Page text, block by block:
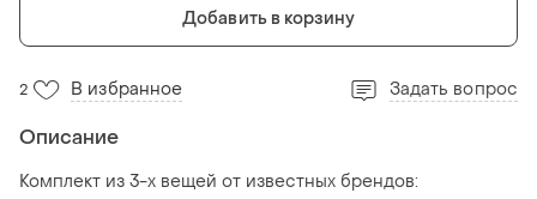
Добавить в корзину
2 В избранное Задать вопрос
Описание
Комплект из 3-х вещей от известных брендов: